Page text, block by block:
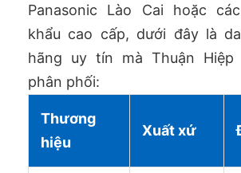
Panasonic Lào Cai hoặc
khẩu cao cấp, dưới đây là
hãng uy tín mà Thuận Hiệp
phân phối:
Thương
hiệu
Xuất xứ